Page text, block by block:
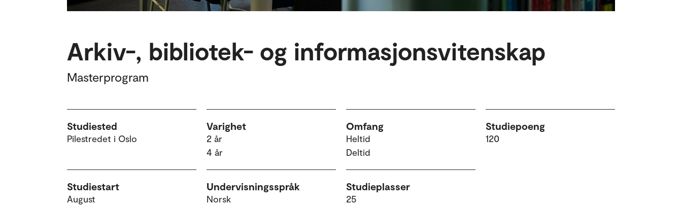
Arkiv-, bibliotek- og informasjonsvitenskap
Masterprogram
Studiested
Pilestredet i Oslo
Varighet
2 år
4 år
Omfang
Heltid
Deltid
Studiepoeng
120
Studiestart
August
Undervisningsspråk
Norsk
Studieplasser
25